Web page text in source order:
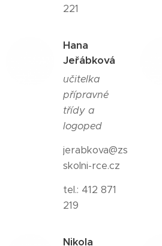
221
Hana
Jeřábková
učitelka
přípravné
třídy a
logoped
jerabkova@zs
skolni-rce.cz
tel.: 412 871
219
Nikola